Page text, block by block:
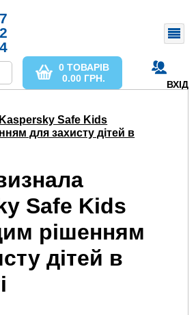
ВХІД
0 ТОВАРІВ
0.00 ГРН.
Safe Kids
для захисту дітей в
Safe Kids
рішенням
дітей в